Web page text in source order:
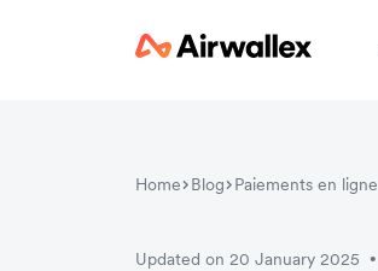
Home Blog Paiements en ligne
Updated on 20 January 2025 •